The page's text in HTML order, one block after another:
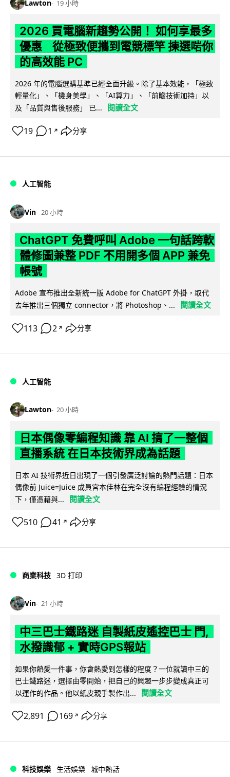
Lawton 19 小時
2026 買電腦新趨勢公開！ 如何享最多
優惠 從極致便攜到電競標竿 揀選啱你
的高效能 PC
2026 年的電腦選購基準已經全面升級。除了基本效能，「極致
輕量化」、「機身美學」、「AI算力」、「前瞻技術加持」以
及「品質與售後服務」 已...
閱讀全文
19 1 ↗ 分享
人工智能
Vin 20 小時
ChatGPT 免費呼叫 Adobe 一句話跨軟
體修圖兼整 PDF 不用開多個 APP 兼免
帳號
Adobe 宣布推出全新統一版 Adobe for ChatGPT 外掛，取代
去年推出三個獨立 connector，將 Photoshop、...
閱讀全文
113 2 ↗ 分享
人工智能
Lawton 20 小時
日本偶像零編程知識 靠 AI 搞了一整個
直播系統 在日本技術界成為話題
日本 AI 技術界近日出現了一個引發廣泛討論的熱門話題：日本
偶像前 Juice=Juice 成員宮本佳林在完全沒有編程經驗的情況
下，僅憑藉與...
閱讀全文
510 41 ↗ 分享
商業科技 3D 打印
Vin 21 小時
中三巴士鐵路迷 自製紙皮遙控巴士 門,
水撥識郁 + 實時GPS報站
如果你熱愛一件事，你會熱愛到怎樣的程度？一位就讀中三的
巴士鐵路迷，選擇由零開始，把自己的興趣一步步變成真正可
以運作的作品。他以紙皮親手製作出...
閱讀全文
2,891 169 ↗ 分享
科技娛樂 生活娛樂 城中熱話